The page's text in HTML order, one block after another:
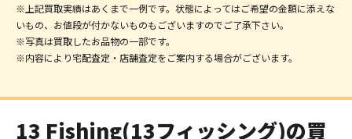
※上記買取実績はあくまで一例です。状態によってはご希望の金額に添えな
いもの、お値段が付かないものもございますのでご了承下さい。
※写真は買取したお品物の一部です。
※内容により宅配査定・店舗査定をご案内する場合がございます。
13 Fishing(13フィッシング)の買